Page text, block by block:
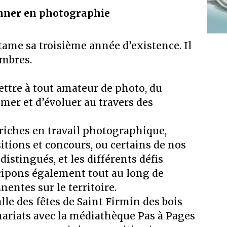
en photographie
sa troisième année d’existence. Il
à tout amateur de photo, du
et d’évoluer au travers des
en travail photographique,
et concours, ou certains de nos
et les différents défis
également tout au long de
sur le territoire.
des fêtes de Saint Firmin des bois
avec la médiathèque Pas à Pages